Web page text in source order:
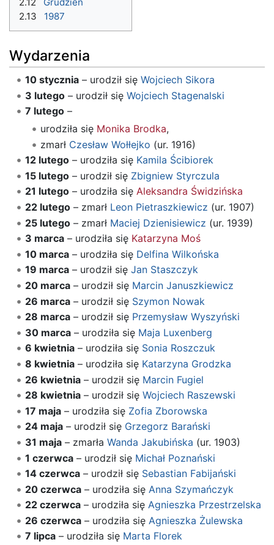
2.13
1987
Wydarzenia
10 stycznia– urodził się Wojciech Sikora
3 lutego– urodził się Wojciech Stagenalski
7 lutego–
urodziła się Monika Brodka,
zmarł Czesław Wołłejko (ur. 1916)
12 lutego– urodziła się Kamila Ścibiorek
15 lutego– urodził się Zbigniew Styrczula
21 lutego– urodziła się Aleksandra Świdzińska
22 lutego– zmarł Leon Pietraszkiewicz (ur. 1907)
25 lutego– zmarł Maciej Dzienisiewicz (ur. 1939)
3 marca– urodziła się Katarzyna Moś
10 marca– urodziła się Delfina Wilkońska
19 marca– urodził się Jan Staszczyk
20 marca– urodził się Marcin Januszkiewicz
26 marca– urodził się Szymon Nowak
28 marca– urodził się Przemysław Wyszyński
30 marca– urodziła się Maja Luxenberg
6 kwietnia– urodziła się Sonia Roszczuk
8 kwietnia– urodziła się Katarzyna Grodzka
26 kwietnia– urodził się Marcin Fugiel
28 kwietnia– urodził się Wojciech Raszewski
17 maja– urodziła się Zofia Zborowska
24 maja– urodził się Grzegorz Barański
31 maja– zmarła Wanda Jakubińska (ur. 1903)
1 czerwca– urodził się Michał Poznański
14 czerwca– urodził się Sebastian Fabijański
20 czerwca– urodziła się Anna Szymańczyk
22 czerwca– urodziła się Agnieszka Przestrzelska
26 czerwca– urodziła się Agnieszka Żulewska
7 lipca– urodziła się Marta Florek